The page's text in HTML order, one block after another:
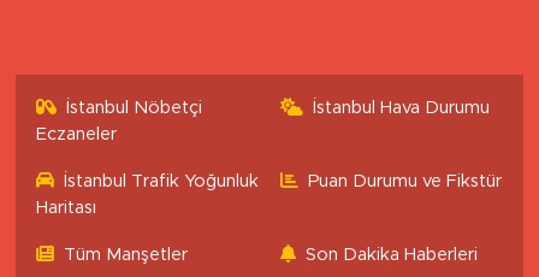
İstanbul Nöbetçi
Eczaneler
İstanbul Hava Durumu
İstanbul Trafik Yoğunluk
Haritası
Puan Durumu ve Fikstür
Tüm Manşetler Son Dakika Haberleri